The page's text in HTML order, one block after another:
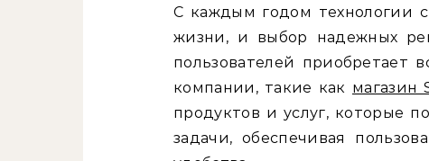
С каждым годом технологии становятся неотъемлемой частью нашей
жизни, и выбор надежных
пользователей приобретает
компании, такие как магазин
продуктов и услуг, которые
задачи, обеспечивая